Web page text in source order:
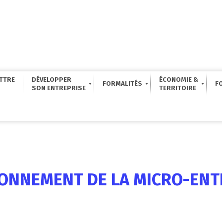
DÉVELOPPER
FORMALITÉS
ÉCONOMIE &
DE LA MICRO-